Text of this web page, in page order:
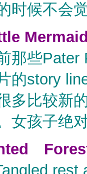
时候不会
那些Pater
的story
多比较新
女孩子绝